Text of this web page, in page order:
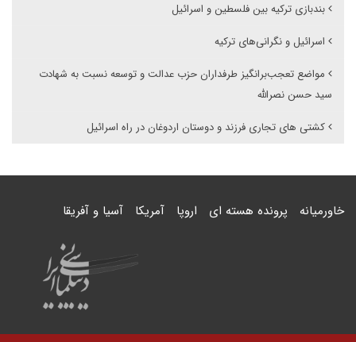
بندبازی ترکیه بین فلسطین و اسرائیل
اسرائیل و نگرانی‌های ترکیه
مواضع تعجب‌برانگیز طرفداران حزب عدالت و توسعه نسبت به شهادت
سید حسن نصرالله
کشتی های تجاری فرزند و دوستان اردوغان در راه اسرائیل
خاورمیانه پرونده هسته ای اروپا آمریکا آسیا و آفریقا